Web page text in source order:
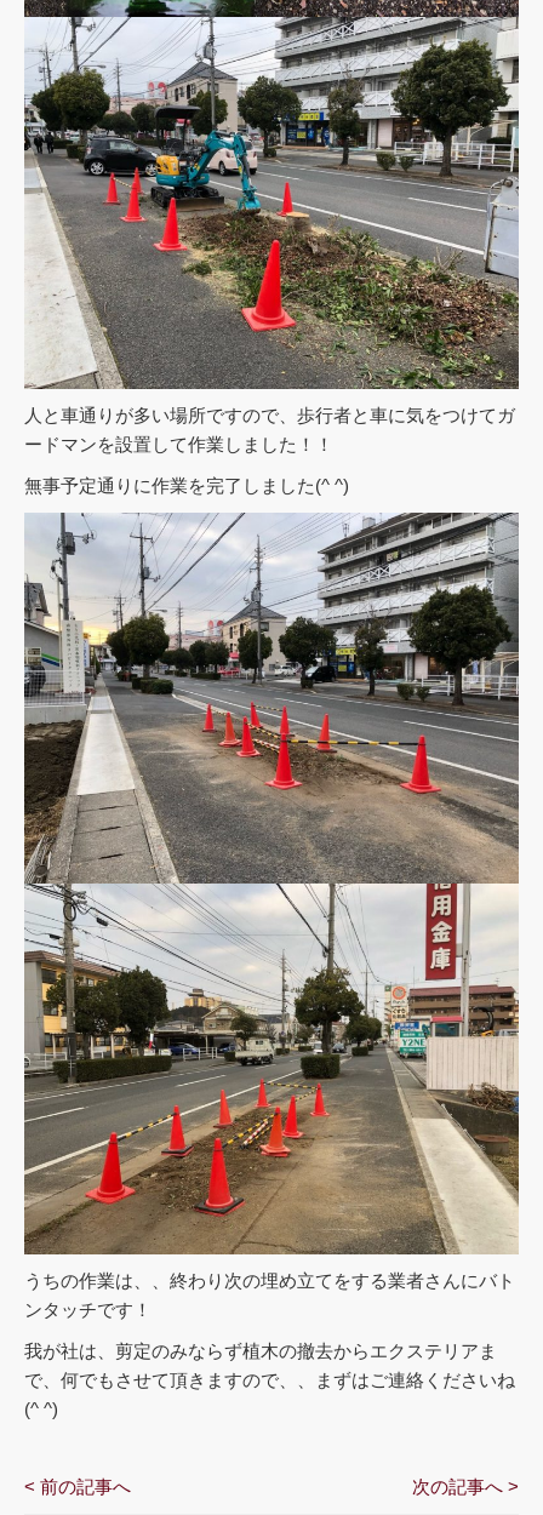
人と車通りが多い場所ですので、歩行者と車に気をつけてガ
ードマンを設置して作業しました！！
無事予定通りに作業を完了しました(^ ^)
うちの作業は、、終わり次の埋め立てをする業者さんにバト
ンタッチです！
我が社は、剪定のみならず植木の撤去からエクステリアま
で、何でもさせて頂きますので、、まずはご連絡くださいね
(^ ^)
< 前の記事へ 次の記事へ >